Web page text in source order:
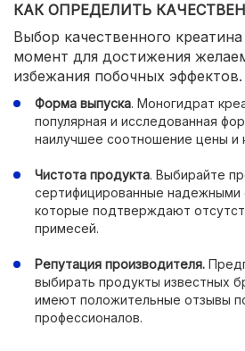
КАК ОПРЕДЕЛИТЬ
Выбор качественного
момент для достижения
избежания побочных эффектов.
Форма выпуска. Моногидрат
популярная и исследованная
наилучшее соотношение цены и
Чистота продукта. Выбирайте
сертифицированные надежными
которые подтверждают
примесей.
Репутация производителя.
выбирать продукты известных
имеют положительные отзывы
профессионалов.